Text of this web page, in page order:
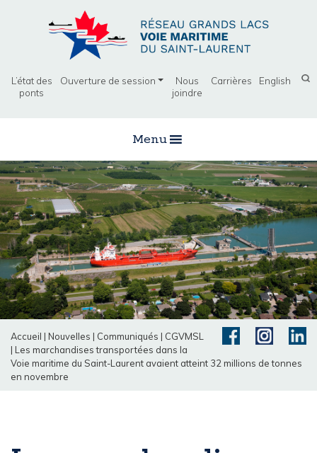
L’état des
ponts
Ouverture de session
Nous
joindre
Carrières English
Menu
Accueil | Nouvelles | Communiqués | CGVMSL
| Les marchandises transportées dans la
Voie maritime du Saint-Laurent avaient atteint 32 millions de tonnes
en novembre